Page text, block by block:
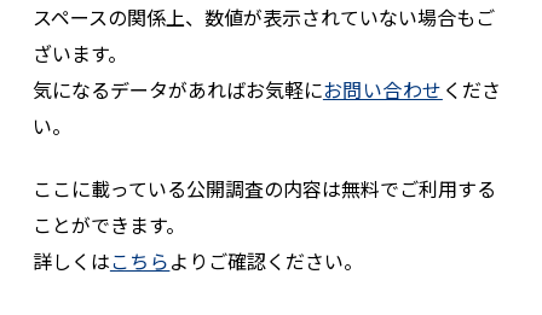
スペースの関係上、数値が表示されていない場合もご
ざいます。
気になるデータがあればお気軽にお問い合わせ くださ
い。
ここに載っている公開調査の内容は無料でご利用する
ことができます。
詳しくはこちらよりご確認ください。